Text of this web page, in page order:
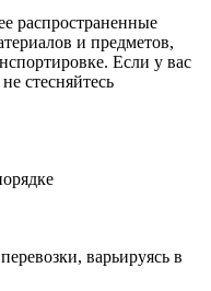
распространенные
и предметов,
Если у вас
стесняйтесь
варьируясь в